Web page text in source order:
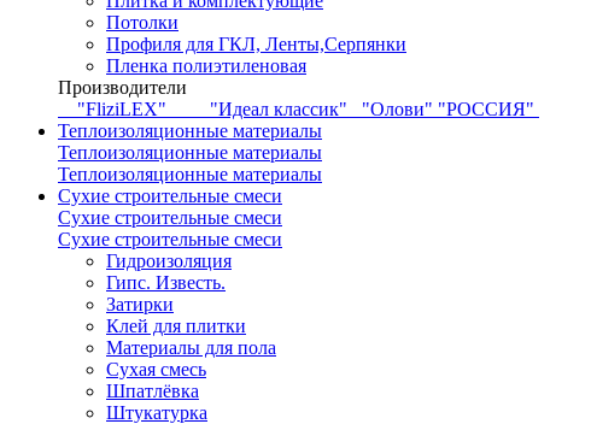
Потолки
Профиля для ГКЛ, Ленты,Серпянки
Пленка полиэтиленовая
Производители
"FliziLEX"
"Идеал классик" "Олови" "РОССИЯ"
Теплоизоляционные материалы
Теплоизоляционные материалы
Теплоизоляционные материалы
Сухие строительные смеси
Сухие строительные смеси
Сухие строительные смеси
Гидроизоляция
Гипс. Известь.
Затирки
Клей для плитки
Материалы для пола
Сухая смесь
Шпатлёвка
Штукатурка